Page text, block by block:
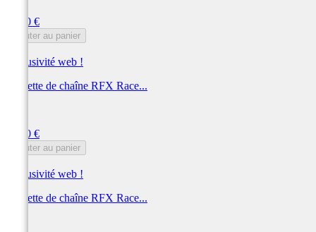
13,00 €
Ajouter au panier
Exclusivité web !
Roulette de chaîne RFX Race...
13,00 €
Ajouter au panier
Exclusivité web !
Roulette de chaîne RFX Race...